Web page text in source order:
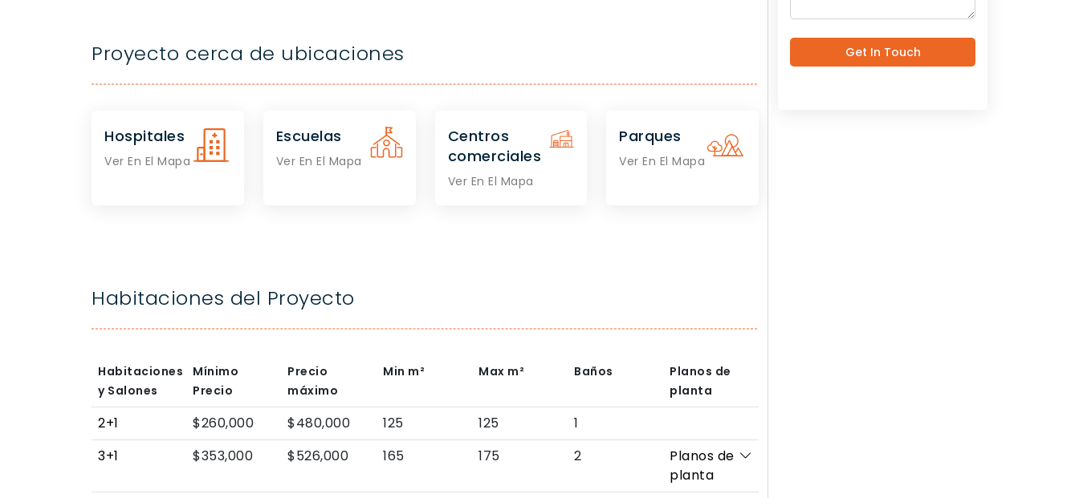
Proyecto cerca de ubicaciones
Hospitales
Ver En El Mapa
Escuelas
Ver En El Mapa
Centros
comerciales
Ver En El Mapa
Parques
Ver En El Mapa
Habitaciones del Proyecto
Habitaciones
y Salones
Mínimo
Precio
Precio
máximo
Min m² Max m² Baños
Planos de
planta
2+1 $260,000 $480,000 125 125
1
3+1
$353,000 $526,000 165 175 2
Planos de
planta
Get In Touch